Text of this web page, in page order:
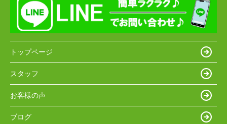
トップページ
スタッフ
お客様の声
ブログ